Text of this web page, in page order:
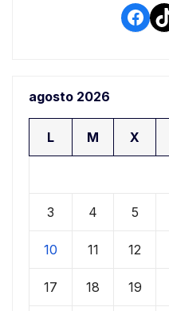
agosto 2026
L M X
3 4 5
10 11 12
17 18 19